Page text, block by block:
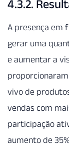
4.3.2.
A presença em
gerar uma
e aumentar a
vivo de
vendas com
participação
aumento de